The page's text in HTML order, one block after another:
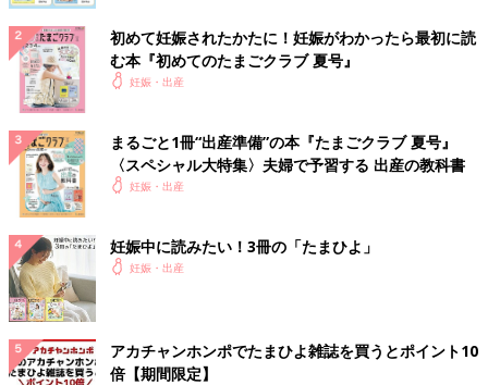
初めて妊娠されたかたに！妊娠がわかったら最初に読
む本『初めてのたまごクラブ 夏号』
妊娠・出産
まるごと1冊“出産準備”の本『たまごクラブ 夏号』
〈スペシャル大特集〉夫婦で予習する 出産の教科書
妊娠・出産
妊娠中に読みたい！3冊の「たまひよ」
妊娠・出産
アカチャンホンポでたまひよ雑誌を買うとポイント10
倍【期間限定】